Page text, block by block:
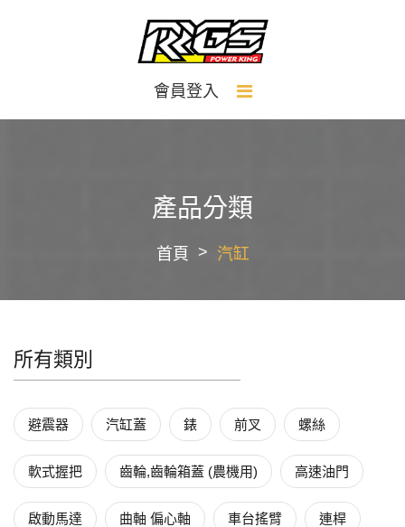
會員登入
產品分類
首頁 汽缸
所有類別
避震器 汽缸蓋 錶 前叉 螺絲
軟式握把 齒輪,齒輪箱蓋 (農機用) 高速油門
啟動馬達 曲軸 偏心軸 車台搖臂 連桿